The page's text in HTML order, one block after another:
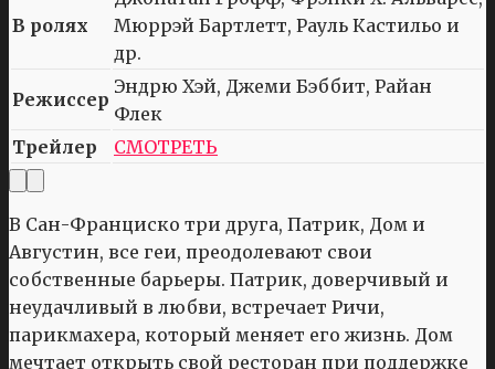
В ролях
Мюррэй Бартлетт, Рауль Кастильо и
др.
Режиссер
Эндрю Хэй, Джеми Бэббит, Райан
Флек
Трейлер
СМОТРЕТЬ
В Сан-Франциско три друга, Патрик, Дом и
Августин, все геи, преодолевают свои
собственные барьеры. Патрик, доверчивый и
неудачливый в любви, встречает Ричи,
парикмахера, который меняет его жизнь. Дом
мечтает открыть свой ресторан при поддержке